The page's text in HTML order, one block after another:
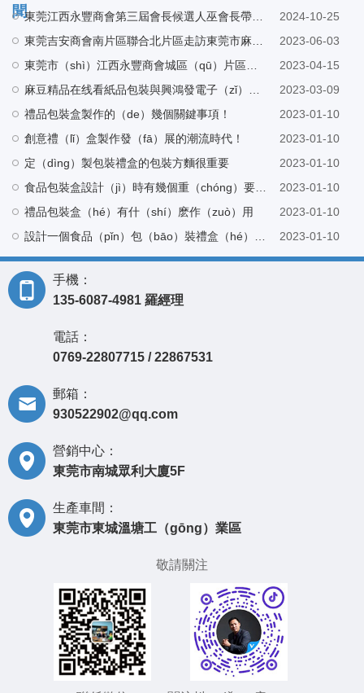
聞
2024-10-25
2023-06-03
2023-04-15
2023-03-09
禮品包裝盒製作的（de）幾個關鍵事項！
2023-01-10
創意禮（lǐ）盒製作發（fā）展的潮流時代！
2023-01-10
定（dìng）製包裝禮盒的包裝方麵很重要
2023-01-10
2023-01-10
禮品包裝盒（hé）有什（shí）麽作（zuò）用
2023-01-10
2023-01-10
手機：
135-6087-4981 羅經理
電話：
0769-22807715 / 22867531
郵箱：
930522902@qq.com
營銷中心：
東莞市南城眾利大廈5F
生產車間：
東莞市東城溫塘工（gōng）業區
敬請關注